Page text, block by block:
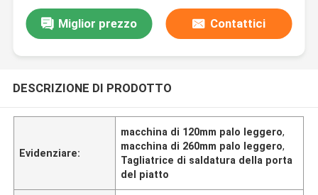
Miglior prezzo Contattici
DESCRIZIONE DI PRODOTTO
Evidenziare:
macchina di 120mm palo leggero,
macchina di 260mm palo leggero,
Tagliatrice di saldatura della porta
del piatto